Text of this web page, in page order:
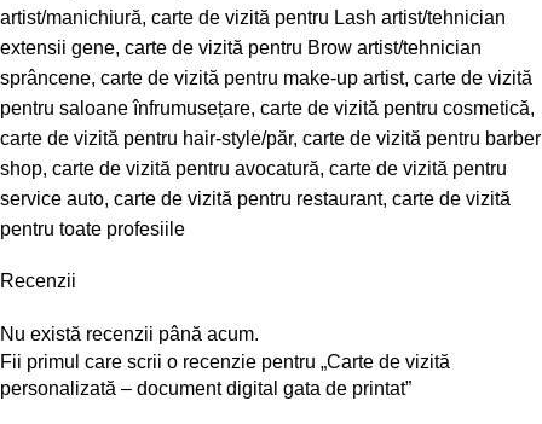
artist/manichiură, carte de vizită pentru Lash artist/tehnician
extensii gene, carte de vizită pentru Brow artist/tehnician
sprâncene, carte de vizită pentru make-up artist, carte de vizită
pentru saloane înfrumusețare, carte de vizită pentru cosmetică,
carte de vizită pentru hair-style/păr, carte de vizită pentru barber
shop, carte de vizită pentru avocatură, carte de vizită pentru
service auto, carte de vizită pentru restaurant, carte de vizită
pentru toate profesiile
Recenzii
Nu există recenzii până acum.
Fii primul care scrii o recenzie pentru „Carte de vizită
personalizată – document digital gata de printat”